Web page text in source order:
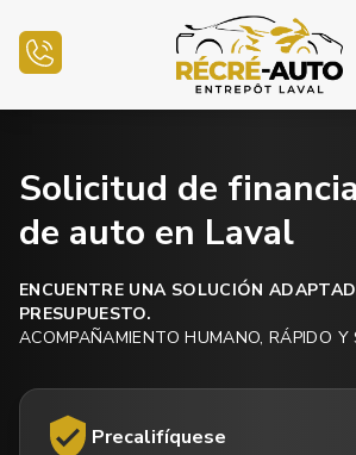
Inventario Auto
Financiamiento
Vender mi auto
Solicitud de
de auto en Laval
ENCUENTRE UNA SOLUCIÓN
PRESUPUESTO.
ACOMPAÑAMIENTO HUMANO, RÁPIDO Y
Precalifíquese